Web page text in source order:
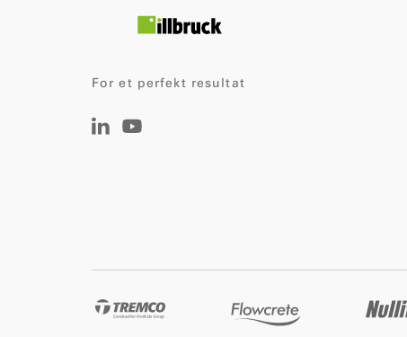
For et perfekt resultat